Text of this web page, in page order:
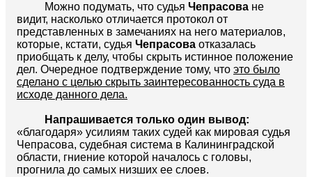
Можно подумать, что судья Чепрасова не
видит, насколько отличается протокол от
представленных в замечаниях на него материалов,
которые, кстати, судья Чепрасова отказалась
приобщать к делу, чтобы скрыть истинное положение
дел. Очередное подтверждение тому, что это было
сделано с целью скрыть заинтересованность суда в
исходе данного дела.
Напрашивается только один вывод:
«благодаря» усилиям таких судей как мировая судья
Чепрасова, судебная система в Калининградской
области, гниение которой началось с головы,
прогнила до самых низших ее слоев.